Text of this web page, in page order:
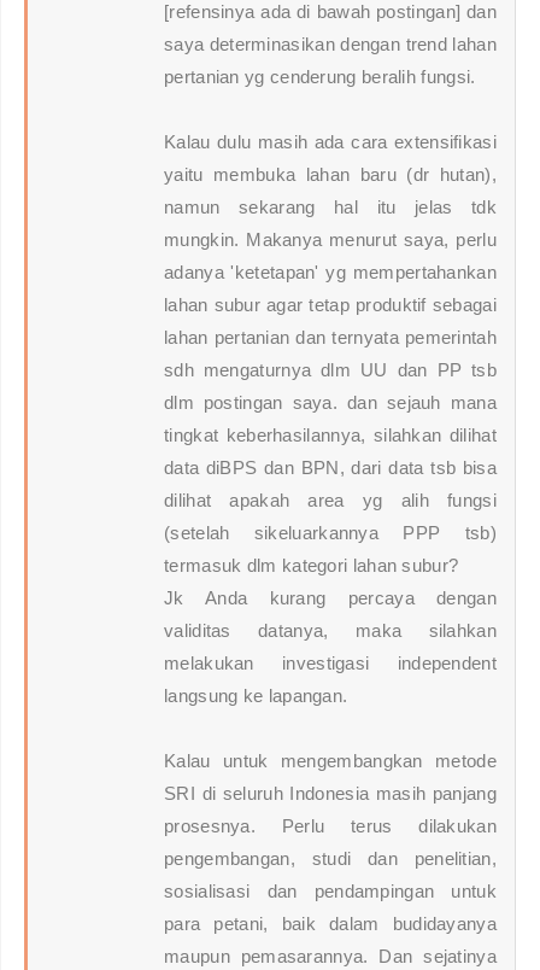
[refensinya ada di bawah postingan] dan
saya determinasikan dengan trend lahan
pertanian yg cenderung beralih fungsi.
Kalau dulu masih ada cara extensifikasi
yaitu membuka lahan baru (dr hutan),
namun sekarang hal itu jelas tdk
mungkin. Makanya menurut saya, perlu
adanya 'ketetapan' yg mempertahankan
lahan subur agar tetap produktif sebagai
lahan pertanian dan ternyata pemerintah
sdh mengaturnya dlm UU dan PP tsb
dlm postingan saya. dan sejauh mana
tingkat keberhasilannya, silahkan dilihat
data diBPS dan BPN, dari data tsb bisa
dilihat apakah area yg alih fungsi
(setelah sikeluarkannya PPP tsb)
termasuk dlm kategori lahan subur?
Jk Anda kurang percaya dengan
validitas datanya, maka silahkan
melakukan investigasi independent
langsung ke lapangan.
Kalau untuk mengembangkan metode
SRI di seluruh Indonesia masih panjang
prosesnya. Perlu terus dilakukan
pengembangan, studi dan penelitian,
sosialisasi dan pendampingan untuk
para petani, baik dalam budidayanya
maupun pemasarannya. Dan sejatinya